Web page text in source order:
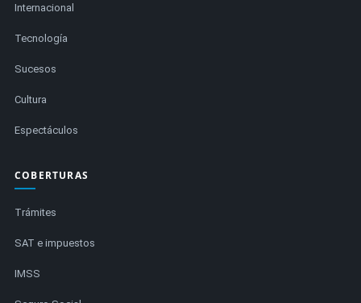
Internacional
Tecnología
Sucesos
Cultura
Espectáculos
COBERTURAS
Trámites
SAT e impuestos
IMSS